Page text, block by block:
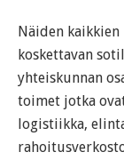
Näiden
koskettavan
yhteiskunnan
toimet jotka
logistiikka,